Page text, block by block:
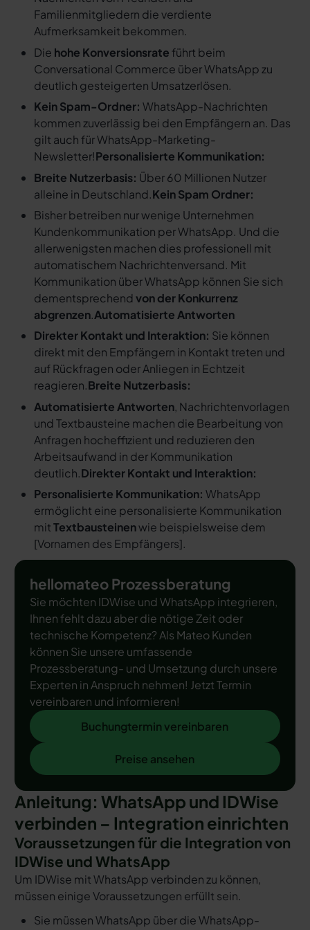
Familienmitgliedern die verdiente
Aufmerksamkeit bekommen.
Die hohe Konversionsrate führt beim
Conversational Commerce über WhatsApp zu
deutlich gesteigerten Umsatzerlösen.
Kein Spam-Ordner: WhatsApp-Nachrichten
kommen zuverlässig bei den Empfängern an. Das
gilt auch für WhatsApp-Marketing-
Newsletter!Personalisierte Kommunikation:
Breite Nutzerbasis: Über 60 Millionen Nutzer
alleine in Deutschland.Kein Spam Ordner:
Bisher betreiben nur wenige Unternehmen
Kundenkommunikation per WhatsApp. Und die
allerwenigsten machen dies professionell mit
automatischem Nachrichtenversand. Mit
Kommunikation über WhatsApp können Sie sich
dementsprechendvon der Konkurrenz
abgrenzen.Automatisierte Antworten
Direkter Kontakt und Interaktion: Sie können
direkt mit den Empfängern in Kontakt treten und
auf Rückfragen oder Anliegen in Echtzeit
reagieren.Breite Nutzerbasis:
Automatisierte Antworten, Nachrichtenvorlagen
und Textbausteine machen die Bearbeitung von
Anfragen hocheffizient und reduzieren den
Arbeitsaufwand in der Kommunikation
deutlich.Direkter Kontakt und Interaktion:
Personalisierte Kommunikation: WhatsApp
ermöglicht eine personalisierte Kommunikation
mitTextbausteinenwie beispielsweise dem
[Vornamen des Empfängers].
hellomateo Prozessberatung
Sie möchten IDWise und WhatsApp integrieren,
Ihnen fehlt dazu aber die nötige Zeit oder
technische Kompetenz? Als Mateo Kunden
können Sie unsere umfassende
Prozessberatung- und Umsetzung durch unsere
Experten in Anspruch nehmen! Jetzt Termin
vereinbaren und informieren!
Buchungtermin vereinbaren
Buchungtermin vereinbaren
Preise ansehen
Preise ansehen
Anleitung: WhatsApp und IDWise
verbinden – Integration einrichten
Voraussetzungen für die Integration von
IDWise und WhatsApp
Um IDWise mit WhatsApp verbinden zu können,
müssen einige Voraussetzungen erfüllt sein.
Sie müssen WhatsApp über die WhatsApp-